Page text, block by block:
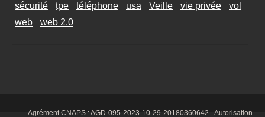
sécurité
tpe téléphone usa Veille vie privée
vol
web
web 2.0
Agrément CNAPS :AGD-095-2023-10-29-20180360642 - Autorisation